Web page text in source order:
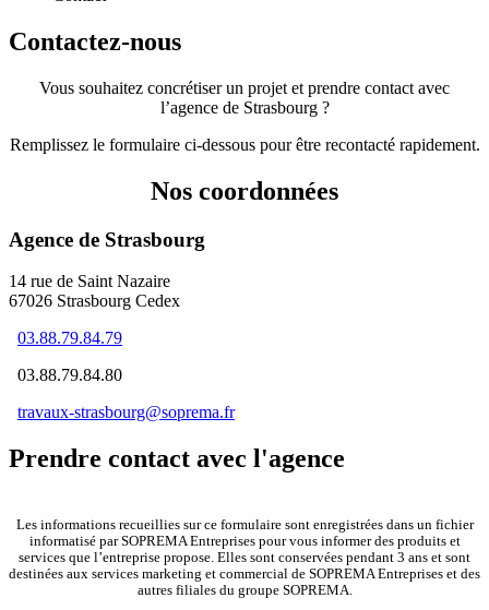
Contactez-nous
Vous souhaitez concrétiser un projet et prendre contact avec
l’agence de Strasbourg ?
Remplissez le formulaire ci-dessous pour être recontacté rapidement.
Nos coordonnées
Agence de Strasbourg
14 rue de Saint Nazaire
67026 Strasbourg Cedex
03.88.79.84.79
03.88.79.84.80
travaux-strasbourg@soprema.fr
Prendre contact avec l'agence
Les informations recueillies sur ce formulaire sont enregistrées dans un fichier
informatisé par SOPREMA Entreprises pour vous informer des produits et
services que l’entreprise propose. Elles sont conservées pendant 3 ans et sont
destinées aux services marketing et commercial de SOPREMA Entreprises et des
autres filiales du groupe SOPREMA.